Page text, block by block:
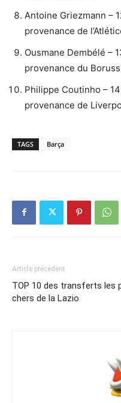
Antoine Griezmann –
provenance de
Ousmane Dembélé –
provenance du
Philippe Coutinho –
provenance de
TAGS Barça
Article précédent
TOP 10 des transferts les
chers de la Lazio